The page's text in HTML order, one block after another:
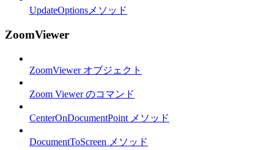
UpdateOptionsメソッド
ZoomViewer
ZoomViewer オブジェクト
Zoom Viewer のコマンド
CenterOnDocumentPoint メソッド
DocumentToScreen メソッド